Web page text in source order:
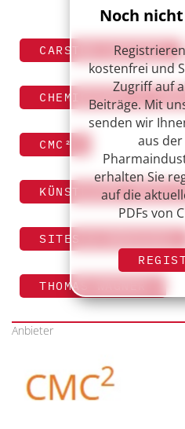
Noch
kostenfrei und
Zugriff auf
Beiträge. Mit
senden wir
aus der
erhalten Sie
auf die
PDFs von
CARSTEN SUNTROP
CHEMIEPARKS &
CMC²
KÜNSTLICHE
SITES & SERVICES
THOMAS WAGNER
Anbieter